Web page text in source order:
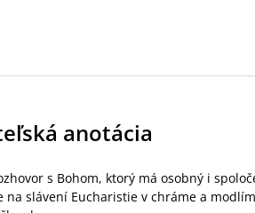
anotácia
s Bohom, ktorý má osobný i
na slávení Eucharistie v chráme a